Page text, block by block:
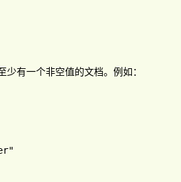
少有一个非空值的文档。例如：